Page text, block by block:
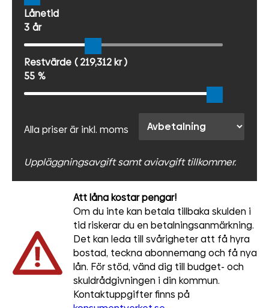
Lånetid
3 år
Restvärde ( 219,312 kr )
55 %
Alla priser är inkl. moms
Uppläggningsavgift samt aviavgift tillkommer.
Att låna kostar pengar!
Om du inte kan betala tillbaka skulden i
tid riskerar du en betalningsanmärkning.
Det kan leda till svårigheter att få hyra
bostad, teckna abonnemang och få nya
lån. För stöd, vänd dig till budget- och
skuldrådgivningen i din kommun.
Kontaktuppgifter finns på